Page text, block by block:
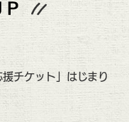
チケット」はじまり